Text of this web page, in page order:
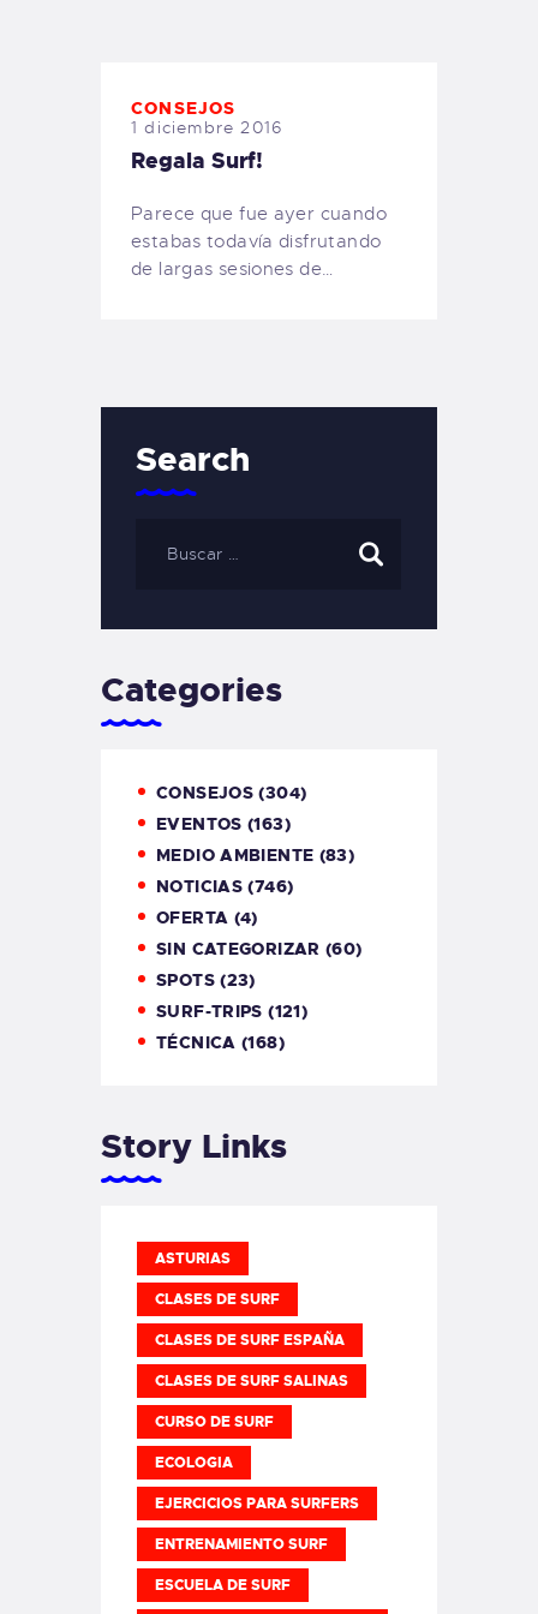
CONSEJOS
1 diciembre 2016
Regala Surf!
Parece que fue ayer cuando
estabas todavía disfrutando
de largas sesiones de…
Search
Categories
CONSEJOS (304)
EVENTOS (163)
MEDIO AMBIENTE (83)
NOTICIAS (746)
OFERTA (4)
SIN CATEGORIZAR (60)
SPOTS(23)
SURF-TRIPS (121)
TÉCNICA (168)
Story Links
ASTURIAS
CLASES DE SURF
CLASES DE SURF ESPAÑA
CLASES DE SURF SALINAS
CURSO DE SURF
ECOLOGIA
EJERCICIOS PARA SURFERS
ENTRENAMIENTO SURF
ESCUELA DE SURF